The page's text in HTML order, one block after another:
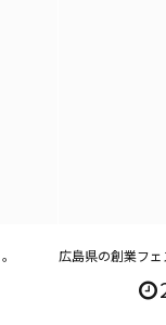
広島県の創業フェ